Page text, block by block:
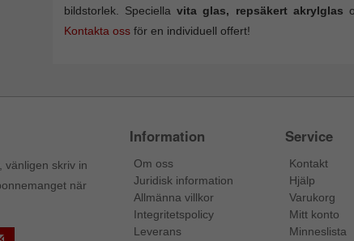
bildstorlek. Speciella vita glas, repsäkert akrylglas
Kontakta ossför en individuell offert!
vänligen skriv in
när
Information
Om oss
Juridisk information
Allmänna villkor
Integritetspolicy
Leverans
Service
Kontakt
Hjälp
Varukorg
Mitt konto
Minneslista